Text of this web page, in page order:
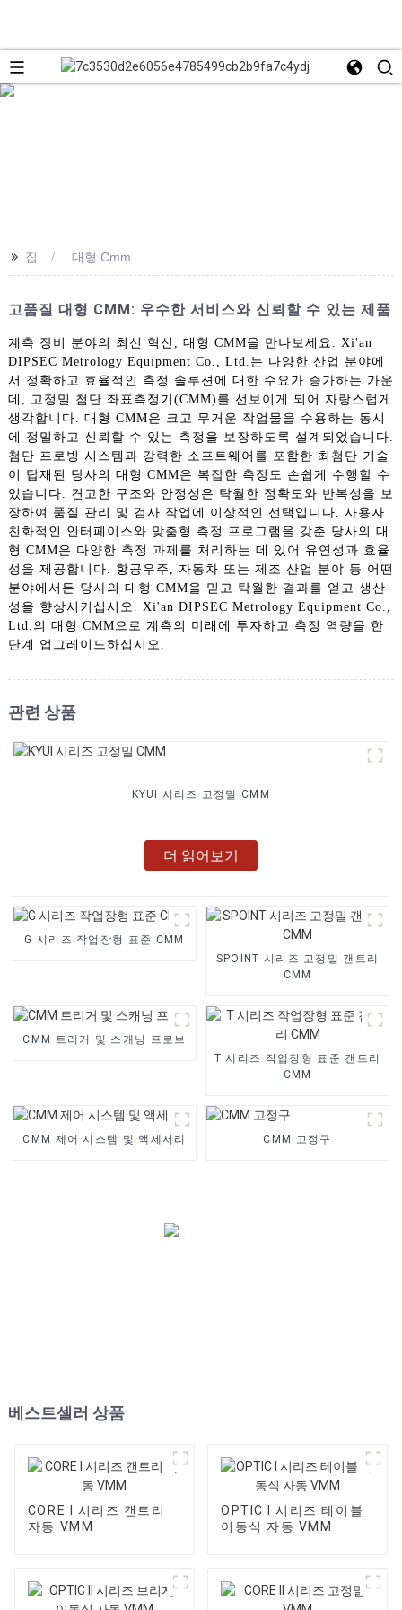
>> 집 대형 Cmm
고품질 대형 CMM: 우수한 서비스와 신뢰할 수 있는 제품
계측 장비 분야의 최신 혁신, 대형 CMM을 만나보세요. Xi'an
DIPSEC Metrology Equipment Co., Ltd.는 다양한 산업 분야에
서 정확하고 효율적인 측정 솔루션에 대한 수요가 증가하는 가운
데, 고정밀 첨단 좌표측정기(CMM)를 선보이게 되어 자랑스럽게
생각합니다. 대형 CMM은 크고 무거운 작업물을 수용하는 동시
에 정밀하고 신뢰할 수 있는 측정을 보장하도록 설계되었습니다.
첨단 프로빙 시스템과 강력한 소프트웨어를 포함한 최첨단 기술
이 탑재된 당사의 대형 CMM은 복잡한 측정도 손쉽게 수행할 수
있습니다. 견고한 구조와 안정성은 탁월한 정확도와 반복성을 보
장하여 품질 관리 및 검사 작업에 이상적인 선택입니다. 사용자
친화적인 인터페이스와 맞춤형 측정 프로그램을 갖춘 당사의 대
형 CMM은 다양한 측정 과제를 처리하는 데 있어 유연성과 효율
성을 제공합니다. 항공우주, 자동차 또는 제조 산업 분야 등 어떤
분야에서든 당사의 대형 CMM을 믿고 탁월한 결과를 얻고 생산
성을 향상시키십시오. Xi'an DIPSEC Metrology Equipment Co.,
Ltd.의 대형 CMM으로 계측의 미래에 투자하고 측정 역량을 한
단계 업그레이드하십시오.
관련 상품
KYUI 시리즈 고정밀 CMM
더 읽어보기
G 시리즈 작업장형 표준 CMM
SPOINT 시리즈 고정밀 갠트리
CMM
CMM 트리거 및 스캐닝 프로브
T 시리즈 작업장형 표준 갠트리
CMM
CMM 제어 시스템 및 액세서리 CMM 고정구
베스트셀러 상품
CORE I 시리즈 갠트리
자동 VMM
OPTIC I 시리즈 테이블
이동식 자동 VMM